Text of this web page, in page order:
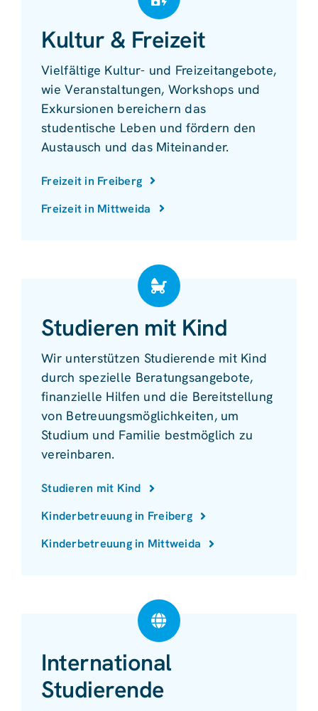
Kultur & Freizeit
Vielfältige Kultur- und Freizeitangebote,
wie Veranstaltungen, Workshops und
Exkursionen bereichern das
studentische Leben und fördern den
Austausch und das Miteinander.
Freizeit in Freiberg
Freizeit in Mittweida
Studieren mit Kind
Wir unterstützen Studierende mit Kind
durch spezielle Beratungsangebote,
finanzielle Hilfen und die Bereitstellung
von Betreuungsmöglichkeiten, um
Studium und Familie bestmöglich zu
vereinbaren.
Studieren mit Kind
Kinderbetreuung in Freiberg
Kinderbetreuung in Mittweida
International
Studierende